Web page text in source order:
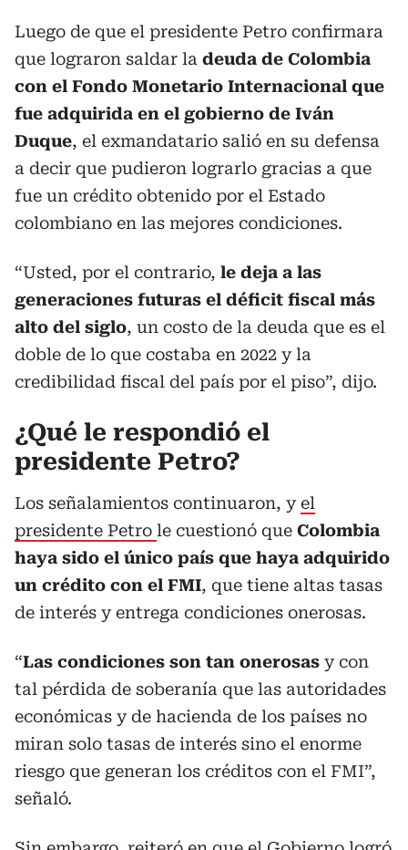
Luego de que el presidente Petro confirmara
que lograron saldar la deuda de Colombia
con el Fondo Monetario Internacional que
fue adquirida en el gobierno de Iván
Duque, el exmandatario salió en su defensa
a decir que pudieron lograrlo gracias a que
fue un crédito obtenido por el Estado
colombiano en las mejores condiciones.
“Usted, por el contrario, le deja a las
generaciones futuras el déficit fiscal más
alto del siglo, un costo de la deuda que es el
doble de lo que costaba en 2022 y la
credibilidad fiscal del país por el piso”, dijo.
¿Qué le respondió el
presidente Petro?
Los señalamientos continuaron, yel
presidente Petro le cuestionó que Colombia
haya sido el único país que haya adquirido
un crédito con el FMI, que tiene altas tasas
de interés y entrega condiciones onerosas.
“Las condiciones son tan onerosas y con
tal pérdida de soberanía que las autoridades
económicas y de hacienda de los países no
miran solo tasas de interés sino el enorme
riesgo que generan los créditos con el FMI”,
señaló.